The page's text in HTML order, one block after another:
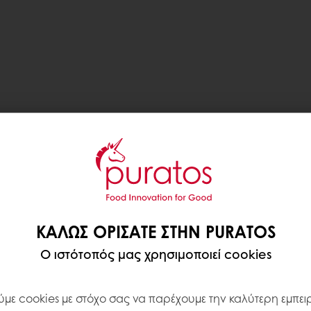
ΚΑΛΏΣ ΟΡΊΣΑΤΕ ΣΤΗΝ PURATOS
Ο ιστότοπός μας χρησιμοποιεί cookies
cookies με στόχο σας να παρέχουμε την καλύτερη